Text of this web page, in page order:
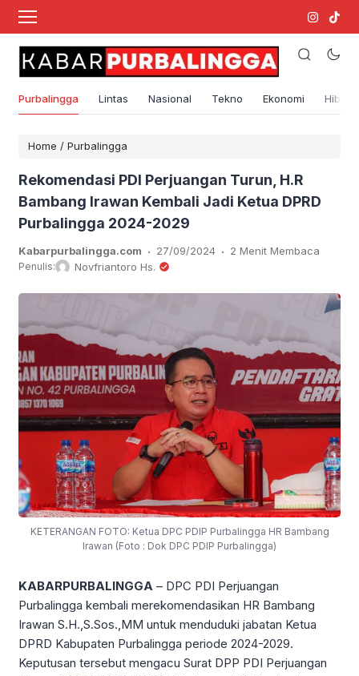
Purbalingga Lintas Nasional Tekno Ekonomi
Home / Purbalingga
Rekomendasi PDI Perjuangan Turun, H.R
Bambang Irawan Kembali Jadi Ketua DPRD
Purbalingga 2024-2029
Kabarpurbalingga.com . 27/09/2024 . 2 Menit Membaca
Penulis: Novfriantoro Hs.
KETERANGAN FOTO: Ketua DPC PDIP Purbalingga HR Bambang
Irawan (Foto : Dok DPC PDIP Purbalingga)
KABARPURBALINGGA – DPC PDI Perjuangan
Purbalingga kembali merekomendasikan HR Bambang
Irawan S.H.,S.Sos.,MM untuk menduduki jabatan Ketua
DPRD Kabupaten Purbalingga periode 2024-2029.
Keputusan tersebut mengacu Surat DPP PDI Perjuangan